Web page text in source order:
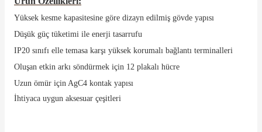
Yüksek kesme kapasitesine göre dizayn edilmiş gövde yapısı
Düşük güç tüketimi ile enerji tasarrufu
IP20 sınıfı elle temasa karşı yüksek korumalı bağlantı terminalleri
Oluşan etkin arkı söndürmek için 12 plakalı hücre
Uzun ömür için AgC4 kontak yapısı
İhtiyaca uygun aksesuar çeşitleri